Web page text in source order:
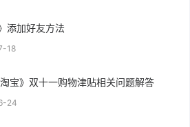
添加好友方法
18
宝》双十一购物津贴相关问题解答
24